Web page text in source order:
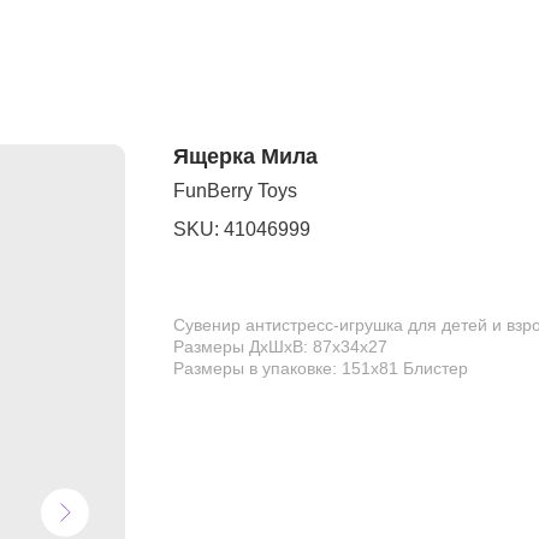
Ящерка Мила
FunBerry Toys
SKU: 41046999
Сувенир антистресс-игрушка для детей и
Размеры ДхШхВ: 87х34х27
Размеры в упаковке: 151х81 Блистер